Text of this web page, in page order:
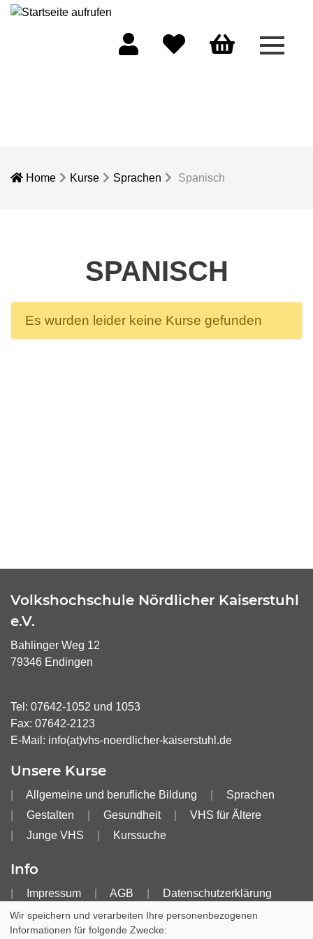
Menü
Home Kurse Sprachen Spanisch
SPANISCH
Es wurden leider keine Kurse gefunden
Volkshochschule Nördlicher Kaiserstuhl
e.V.
Bahlinger Weg 12
79346 Endingen
Tel: 07642-1052 und 1053
Fax: 07642-2123
E-Mail: info(at)vhs-noerdlicher-kaiserstuhl.de
Unsere Kurse
Allgemeine und berufliche Bildung
Sprachen
Gestalten
Gesundheit
VHS für Ältere
Junge VHS
Kurssuche
Info
Impressum AGB
Datenschutzerklärung
Widerruf
Barrierefreiheitserklärung
Wir speichern und verarbeiten Ihre personenbezogenen
Informationen für folgende Zwecke: